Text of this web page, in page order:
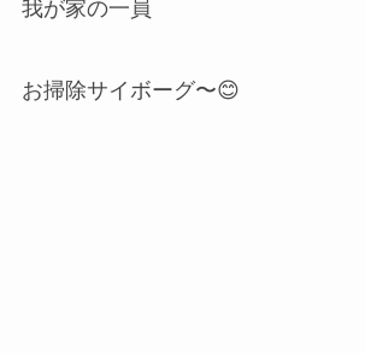
我が家の一員
お掃除サイボーグ〜😊